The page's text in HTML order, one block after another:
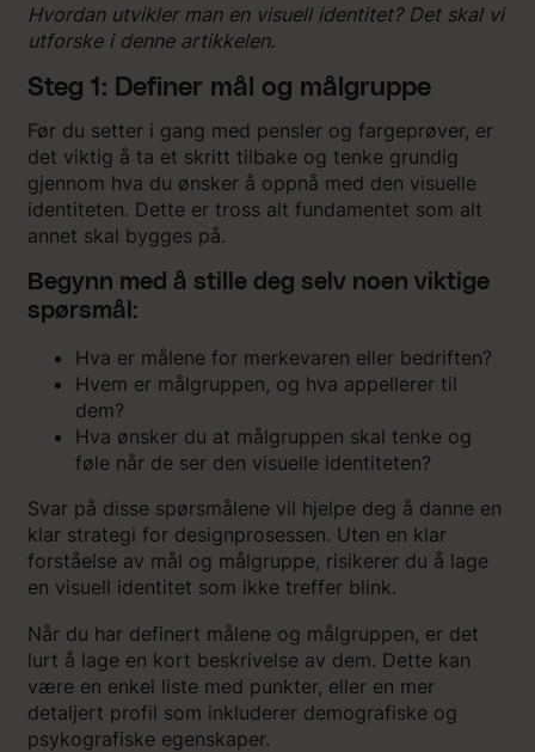
Hvordan utvikler man en visuell identitet? Det skal vi
utforske i denne artikkelen.
Steg 1: Definer mål og målgruppe
Før du setter i gang med pensler og fargeprøver, er
det viktig å ta et skritt tilbake og tenke grundig
gjennom hva du ønsker å oppnå med den visuelle
identiteten. Dette er tross alt fundamentet som alt
annet skal bygges på.
Begynn med å stille deg selv noen viktige
spørsmål:
Hva er målene for merkevaren eller bedriften?
Hvem er målgruppen, og hva appellerer til
dem?
Hva ønsker du at målgruppen skal tenke og
føle når de ser den visuelle identiteten?
Svar på disse spørsmålene vil hjelpe deg å danne en
klar strategi for designprosessen. Uten en klar
forståelse av mål og målgruppe, risikerer du å lage
en visuell identitet som ikke treffer blink.
Når du har definert målene og målgruppen, er det
lurt å lage en kort beskrivelse av dem. Dette kan
være en enkel liste med punkter, eller en mer
detaljert profil som inkluderer demografiske og
psykografiske egenskaper.